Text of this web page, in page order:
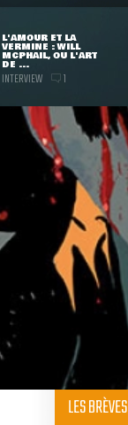
L'AMOUR ET LA
VERMINE : WILL
MCPHAIL, OU L'ART
DE ...
INTERVIEW 1
LES BRÈVES